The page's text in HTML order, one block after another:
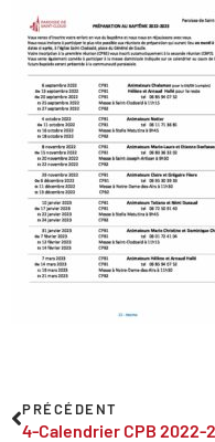
PRÉCÉDENT